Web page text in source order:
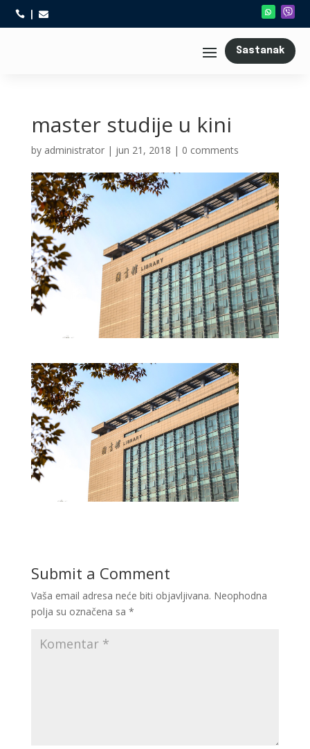
 
Sastanak
master studije u kini
by administrator| jun 21, 2018 | 0 comments
Submit a Comment
Vaša email adresa neće biti objavljivana. Neophodna
polja su označena sa *